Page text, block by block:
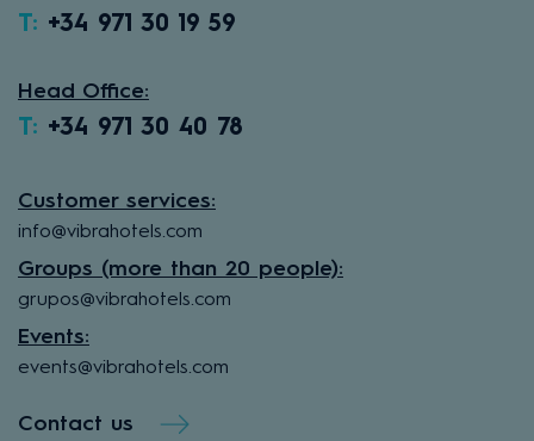
T: +34 971 30 19 59
Head Office:
T: +34 971 30 40 78
Customer services:
info@vibrahotels.com
Groups (more than 20 people):
grupos@vibrahotels.com
Events:
events@vibrahotels.com
Contact us